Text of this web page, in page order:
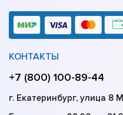
КОНТАКТЫ
+7 (800) 100-89-44
г. Екатеринбург, улица 8